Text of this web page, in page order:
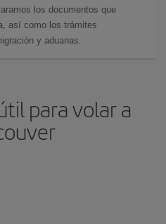
los documentos que
así como los trámites
y aduanas.
para volar a